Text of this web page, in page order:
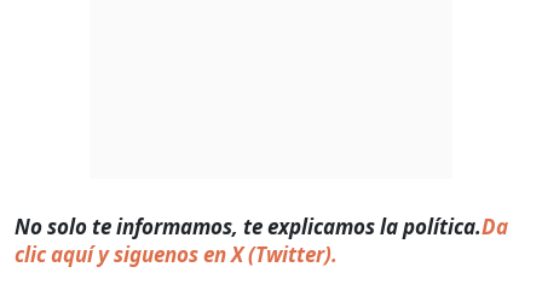
No solo te informamos, te explicamos la política.Da
clic aquí y siguenos en X (Twitter).